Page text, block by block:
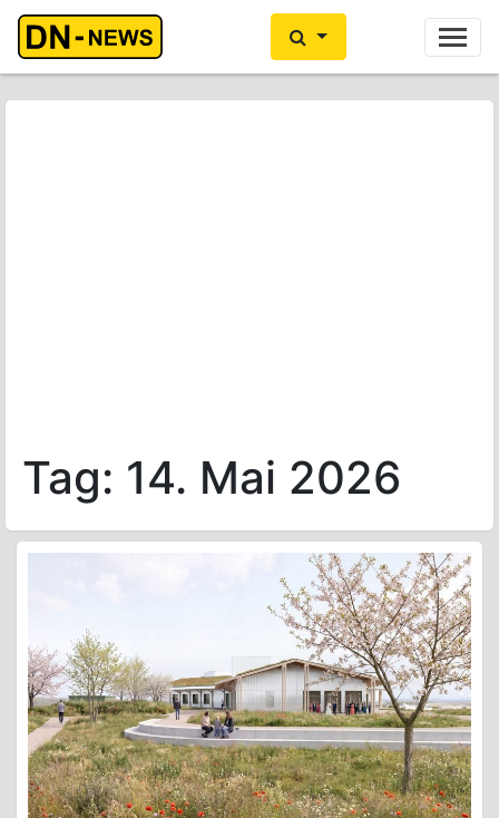
Ihre Anzeige hier? Jetzt informieren
Tag: 14. Mai 2026